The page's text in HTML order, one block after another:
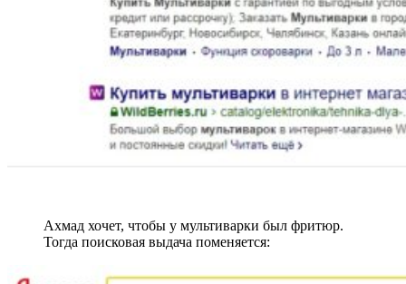
Ахмад хочет, чтобы у мультиварки был фритюр.
Тогда поисковая выдача поменяется: